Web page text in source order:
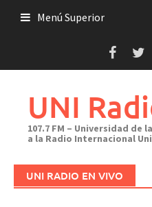
Menú Superior
UNI
107.7 FM – Universidad de
a la Radio Internacional
UNI RADIO EN VIVO